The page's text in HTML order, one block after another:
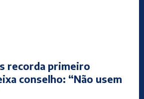
recorda primeiro
conselho: “Não usem